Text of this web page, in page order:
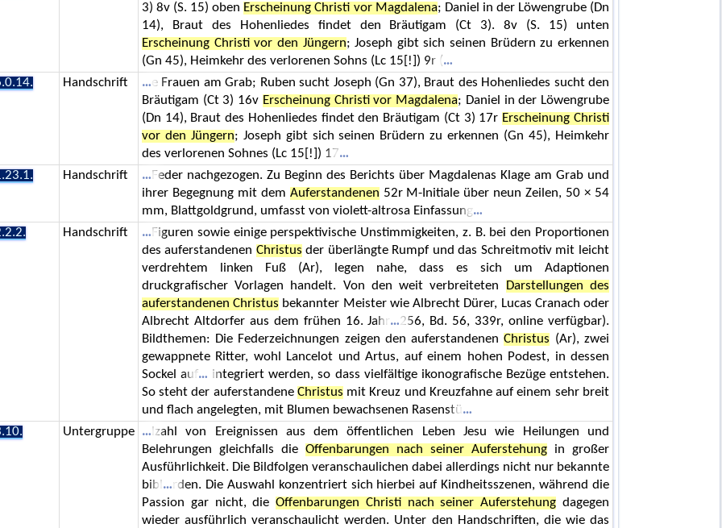
3) 8v (S. 15) oben Erscheinung Christi vor Magdalena; Daniel in der Löwengrube (Dn
14), Braut des Hohenliedes findet den Bräutigam (Ct 3). 8v (S. 15) unten
Erscheinung Christi vor den Jüngern; Joseph gibt sich seinen Brüdern zu erkennen
(Gn 45), Heimkehr des verlorenen Sohns (Lc 15[!]) 9r (
Handschrift
e Frauen am Grab; Ruben sucht Joseph (Gn 37), Braut des Hohenliedes sucht den
Bräutigam (Ct 3) 16v Erscheinung Christi vor Magdalena; Daniel in der Löwengrube
(Dn 14), Braut des Hohenliedes findet den Bräutigam (Ct 3) 17r Erscheinung Christi
vor den Jüngern; Joseph gibt sich seinen Brüdern zu erkennen (Gn 45), Heimkehr
des verlorenen Sohnes (Lc 15[!]) 17
Handschrift
Feder nachgezogen. Zu Beginn des Berichts über Magdalenas Klage am Grab und
ihrer Begegnung mit dem Auferstandenen 52r M-Initiale über neun Zeilen, 50 × 54
mm, Blattgoldgrund, umfasst von violett-altrosa Einfassung
Handschrift
Figuren sowie einige perspektivische Unstimmigkeiten, z. B. bei den Proportionen
des auferstandenen Christus der überlängte Rumpf und das Schreitmotiv mit leicht
verdrehtem linken Fuß (Ar), legen nahe, dass es sich um Adaptionen
druckgrafischer Vorlagen handelt. Von den weit verbreiteten
Darstellungen des
auferstandenen Christus bekannter Meister wie Albrecht Dürer, Lucas Cranach oder
Albrecht Altdorfer aus dem frühen 16. Jahr
256, Bd. 56, 339r, online verfügbar).
Bildthemen: Die Federzeichnungen zeigen den auferstandenenChristus (Ar), zwei
gewappnete Ritter, wohl Lancelot und Artus, auf einem hohen Podest, in dessen
Sockel auf
integriert werden, so dass vielfältige ikonografische Bezüge entstehen.
So steht der auferstandene Christus mit Kreuz und Kreuzfahne auf einem sehr breit
und flach angelegten, mit Blumen bewachsenen Rasenstü
Untergruppe
lzahl von Ereignissen aus dem öffentlichen Leben Jesu wie Heilungen und
Belehrungen gleichfalls die Offenbarungen nach seiner Auferstehungin großer
Ausführlichkeit. Die Bildfolgen veranschaulichen dabei allerdings nicht nur bekannte
bibl
rden. Die Auswahl konzentriert sich hierbei auf Kindheitsszenen, während die
Passion gar nicht, dieOffenbarungen Christi nach seiner Auferstehung dagegen
wieder ausführlich veranschaulicht werden. Unter den Handschriften, die wie das